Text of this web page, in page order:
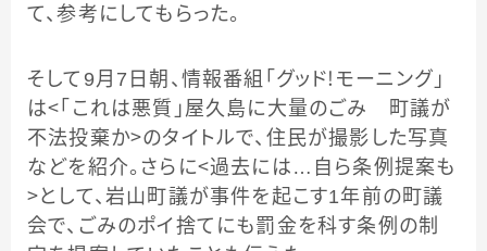
て、参考にしてもらった。
そして9月7日朝、情報番組「グッド！モーニング」
は＜「これは悪質」屋久島に大量のごみ 町議が
不法投棄か＞のタイトルで、住民が撮影した写真
などを紹介。さらに＜過去には…自ら条例提案も
＞として、岩山町議が事件を起こす1年前の町議
会で、ごみのポイ捨てにも罰金を科す条例の制